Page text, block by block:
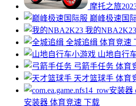
摩托之旅
巅峰极速国
我的NBA2K23
全城追缉 体育竞速
山地自行
弓箭手任务 体育
天才篮球手 体育
安装器 体育竞速 下载